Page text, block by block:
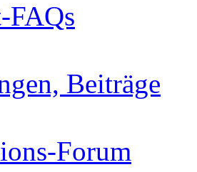
FAQs
Beiträge
Forum